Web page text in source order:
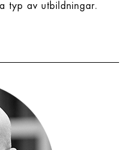
typ av utbildningar.